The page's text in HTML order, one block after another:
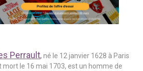
Perrault, né le 12 janvier 1628 à Paris
mort le 16 mai 1703, est un homme de